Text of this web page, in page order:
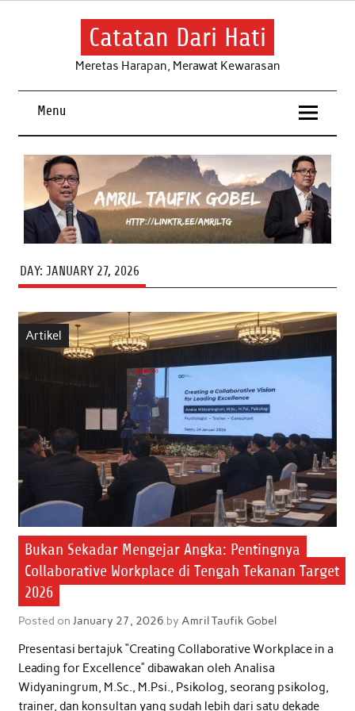
Skip
Catatan Dari Hati
Meretas Harapan, Merawat Kewarasan
Menu
DAY: JANUARY 27, 2026
Artikel
Bukan Sekadar Mengejar Angka: Pentingnya
Collaborative Workplace di Tengah Tekanan Target
2026
Posted on January 27, 2026 by Amril Taufik Gobel
Presentasi bertajuk “Creating Collaborative Workplace in a
Leading for Excellence” dibawakan oleh Analisa
Widyaningrum, M.Sc., M.Psi., Psikolog, seorang psikolog,
trainer, dan konsultan yang sudah lebih dari satu dekade